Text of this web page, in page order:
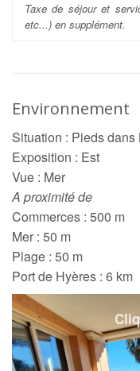
Taxe de séjour et
etc...) en supplément.
Environnement
Situation : Pieds dans
Exposition : Est
Vue : Mer
A proximité de
Commerces : 500 m
Mer : 50 m
Plage : 50 m
Port de Hyères : 6 km